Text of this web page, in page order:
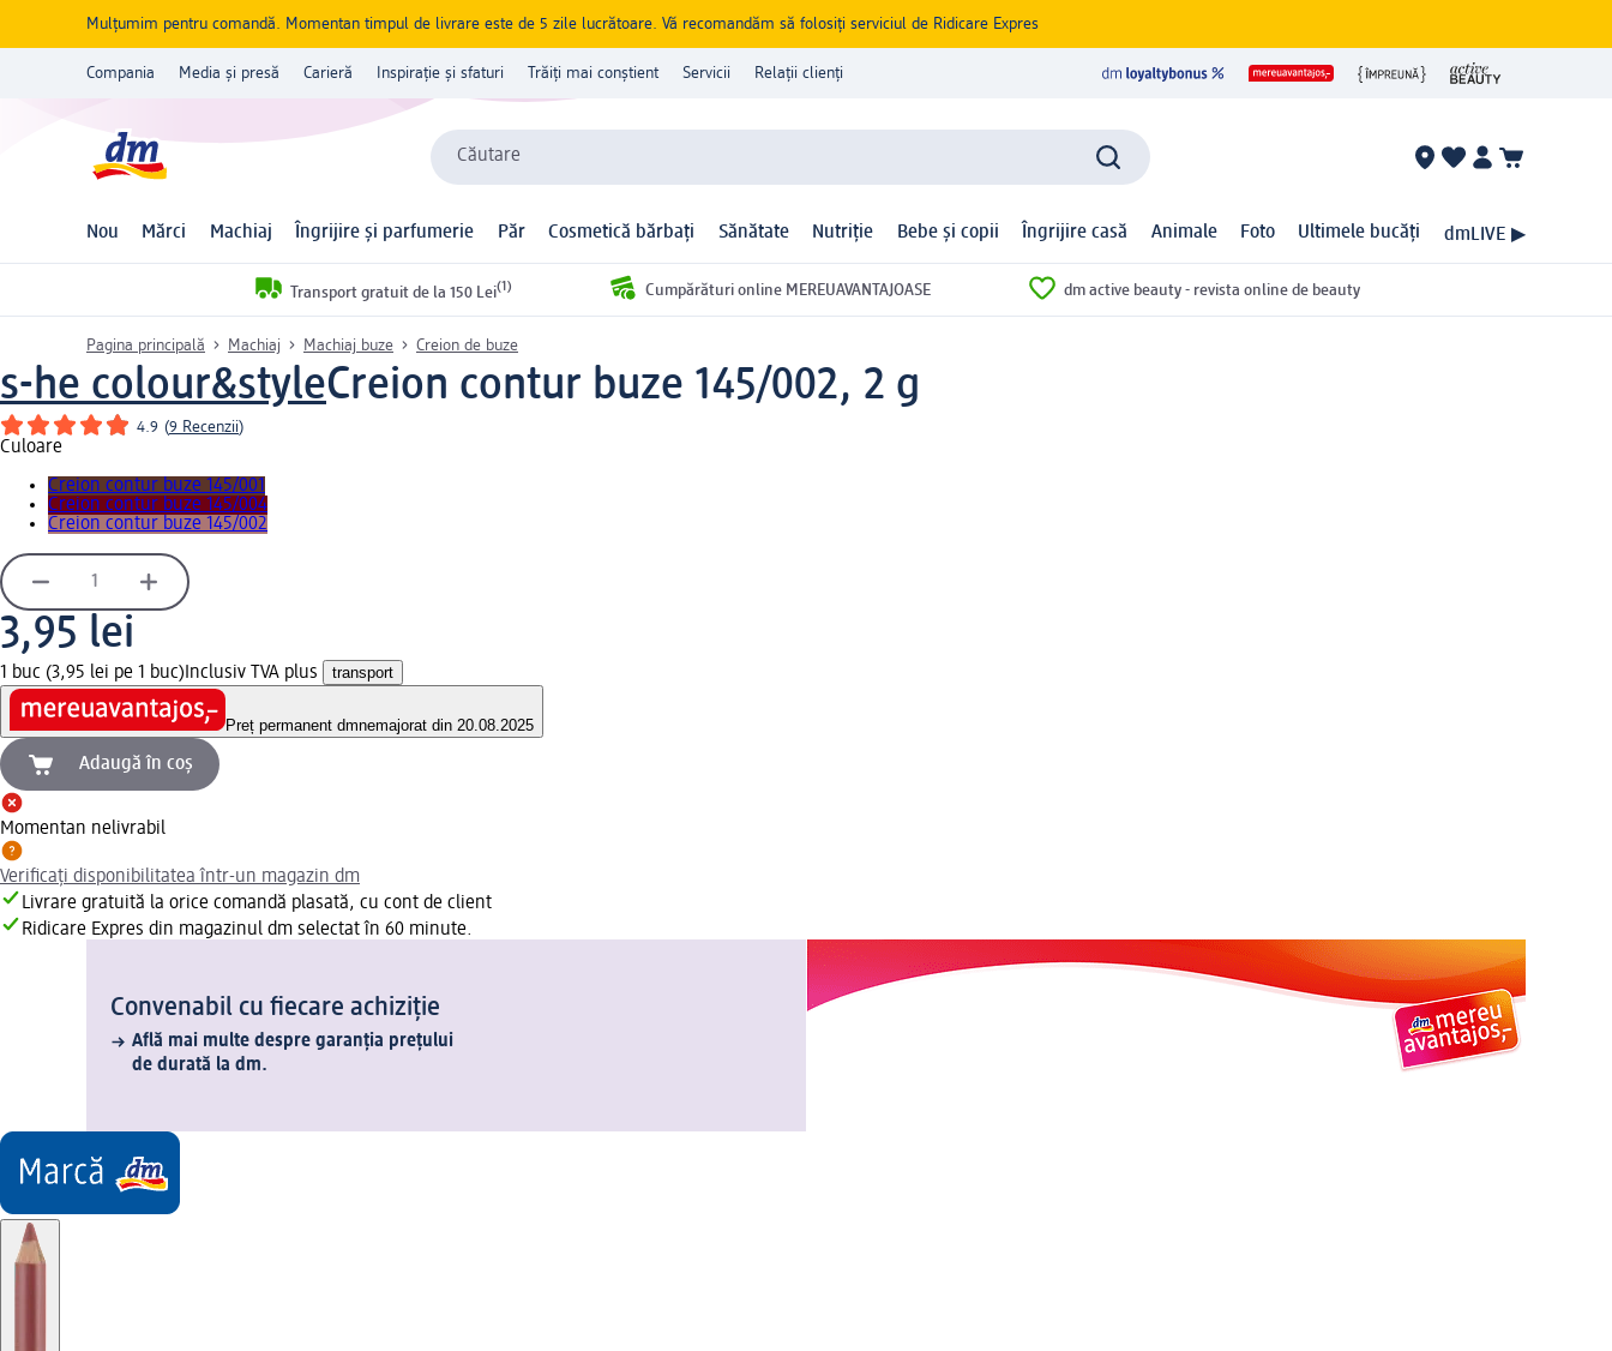
Mulțumim pentru comandă. Momentan timpul de livrare este de 5 zile lucrătoare. Vă recomandăm să folosiți serviciul de Ridicare Expres
Compania Media și presă Carieră Inspirație și sfaturi Trăiți mai conștient Servicii Relații clienți
Căutare
Nou Mărci Machiaj Îngrijire și parfumerie Păr Cosmetică bărbați Sănătate Nutriție Bebe și copii Îngrijire casă Animale Foto Ultimele bucăți dmLIVE ▶
Transport gratuit de la 150 Lei(1) Cumpărături online MEREUAVANTAJOASE dm active beauty - revista online de beauty
Pagina principală Machiaj Machiaj buze Creion de buze
s-he colour&styleCreion contur buze 145/002, 2 g
4.9 (9 Recenzii)
Culoare
Creion contur buze 145/001
Creion contur buze 145/004
Creion contur buze 145/002
3,95 lei
1 buc (3,95 lei pe 1 buc) Inclusiv TVA plus transport
Preț permanent dmnemajorat din 20.08.2025
Adaugă în coș
Momentan nelivrabil
Verificați disponibilitatea într-un magazin dm
Livrare gratuită la orice comandă plasată, cu cont de client
Ridicare Expres din magazinul dm selectat în 60 minute.
Convenabil cu fiecare achiziție
Află mai multe despre garanția prețului
de durată la dm.